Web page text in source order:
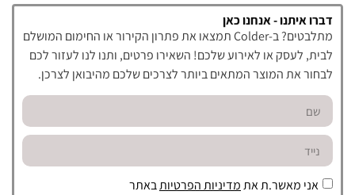
דברו איתנו - אנחנו כאן
מתלבטים? ב-Colder תמצאו את פתרון הקירור או החימום המושלם
לבית, לעסק או לאירוע שלכם! השאירו פרטים, ותנו לנו לעזור לכם
לבחור את המוצר המתאים ביותר לצרכים שלכם מהיבואן לצרכן.
אני מאשר.ת אתמדיניות הפרטיותבאתר